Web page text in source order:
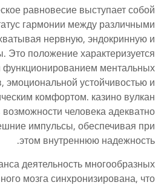
равновесие выступает собой
гармонии между различными
нервную, эндокринную и
положение характеризуется
ментальных
эмоциональной устойчивостью и
комфортом. казино вулкан
человека адекватно
импульсы, обеспечивая при
этом внутреннюю надежность.
деятельность многообразных
мозга синхронизирована, что